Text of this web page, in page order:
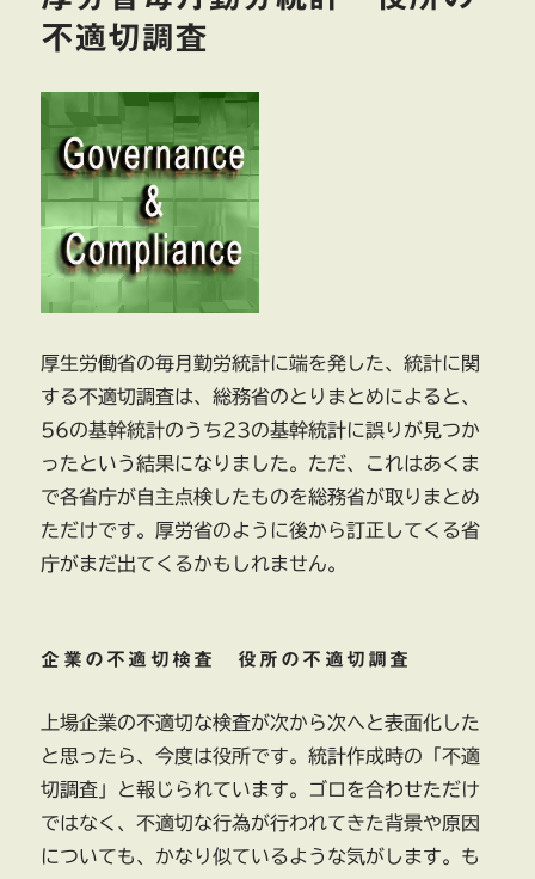
政
処
分
過
失
故
意
に
つ
い
に
不適切調査
厚生労働省の毎月勤労統計に端を発した、統計に関
する不適切調査は、総務省のとりまとめによると、
56の基幹統計のうち23の基幹統計に誤りが見つか
ったという結果になりました。ただ、これはあくま
で各省庁が自主点検したものを総務省が取りまとめ
ただけです。厚労省のように後から訂正してくる省
庁がまだ出てくるかもしれません。
企業の不適切検査 役所の不適切調査
上場企業の不適切な検査が次から次へと表面化した
と思ったら、今度は役所です。統計作成時の「不適
切調査」と報じられています。ゴロを合わせただけ
ではなく、不適切な行為が行われてきた背景や原因
についても、かなり似ているような気がします。も